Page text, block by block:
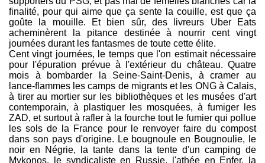
finalité, pour qui aime que ça sente la couille, est que ça
goûte la mouille. Et bien sûr, des livreurs Uber Eats
acheminèrent la pitance destinée à nourrir cent vingt
journées durant les fantasmes de toute cette élite.
Cent vingt journées, le temps que l'on estimait nécessaire
pour l'épuration prévue à l'extérieur du château. Quatre
mois à bombarder la Seine-Saint-Denis, à cramer au
lance-flammes les camps de migrants et les ONG à Calais,
à tirer au mortier sur les bibliothèques et les musées d'art
contemporain, à plastiquer les mosquées, à fumiger les
ZAD, et surtout à rafler à la fourche tout le fumier qui pollue
les sols de la France pour le renvoyer faire du compost
dans son pays d'origine. Le bougnoule en Bougnoulie, le
noir en Négrie, la tante dans la tente d'un camping de
Mykonos, le syndicaliste en Russie, l'athée en Enfer, la